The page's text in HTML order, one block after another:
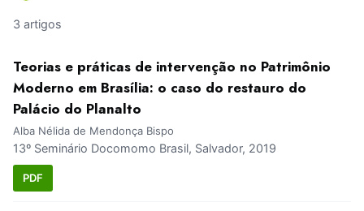
3 artigos
Teorias e práticas de intervenção no Patrimônio
Moderno em Brasília: o caso do restauro do
Palácio do Planalto
Alba Nélida de Mendonça Bispo
13º Seminário Docomomo Brasil, Salvador, 2019
PDF